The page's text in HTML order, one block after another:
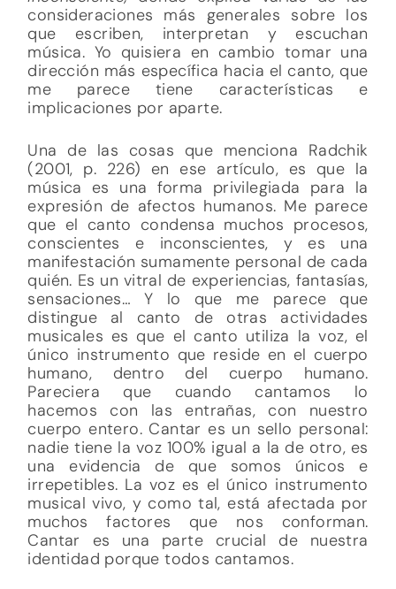
consideraciones más generales sobre los
que escriben, interpretan y escuchan
música. Yo quisiera en cambio tomar una
dirección más específica hacia el canto, que
me parece tiene características e
implicaciones por aparte.
Una de las cosas que menciona Radchik
(2001, p. 226) en ese artículo, es que la
música es una forma privilegiada para la
expresión de afectos humanos. Me parece
que el canto condensa muchos procesos,
conscientes e inconscientes, y es una
manifestación sumamente personal de cada
quién. Es un vitral de experiencias, fantasías,
sensaciones… Y lo que me parece que
distingue al canto de otras actividades
musicales es que el canto utiliza la voz, el
único instrumento que reside en el cuerpo
humano, dentro del cuerpo humano.
Pareciera que cuando cantamos lo
hacemos con las entrañas, con nuestro
cuerpo entero. Cantar es un sello personal:
nadie tiene la voz 100% igual a la de otro, es
una evidencia de que somos únicos e
irrepetibles. La voz es el único instrumento
musical vivo, y como tal, está afectada por
muchos factores que nos conforman.
Cantar es una parte crucial de nuestra
identidad porque todos cantamos.